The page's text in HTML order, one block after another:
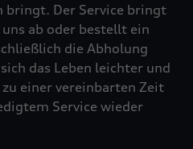
bringt. Der Service bringt
ab oder bestellt ein
die Abholung
das Leben leichter und
zu einer vereinbarten Zeit
Service wieder